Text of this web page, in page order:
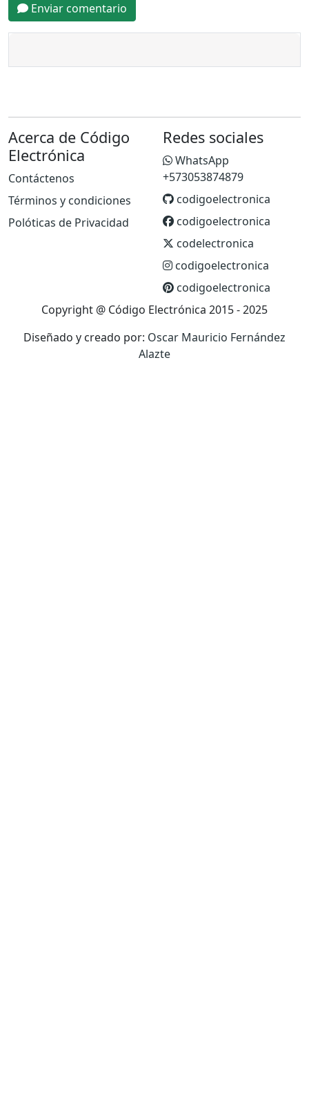
Enviar comentario
Acerca de Código
Electrónica
Contáctenos
Términos y condiciones
Polóticas de Privacidad
Redes sociales
WhatsApp
+573053874879
codigoelectronica
codigoelectronica
codelectronica
codigoelectronica
codigoelectronica
Copyright @ Código Electrónica 2015 - 2025
Diseñado y creado por: Oscar Mauricio Fernández
Alazte